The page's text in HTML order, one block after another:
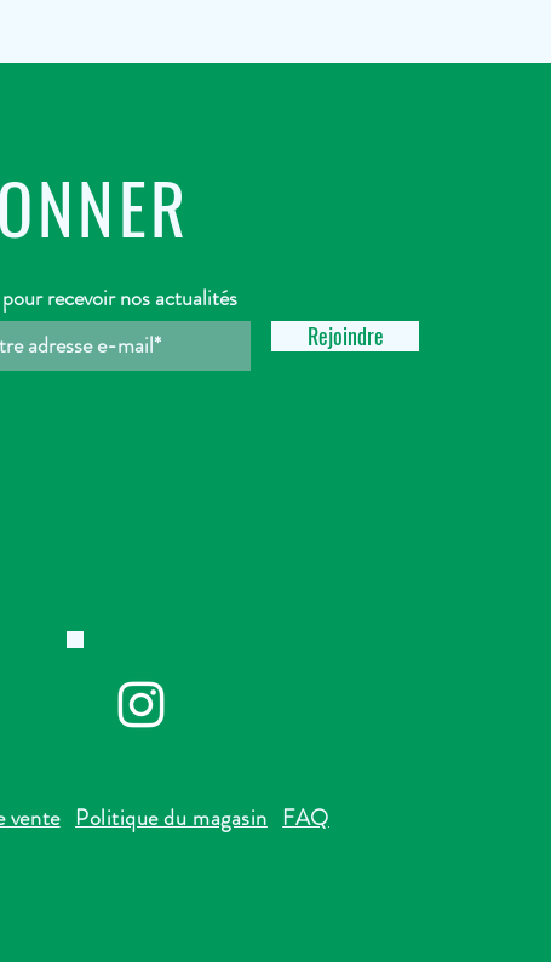
recevoir nos actualités
Rejoindre
vente Politique du magasin FAQ